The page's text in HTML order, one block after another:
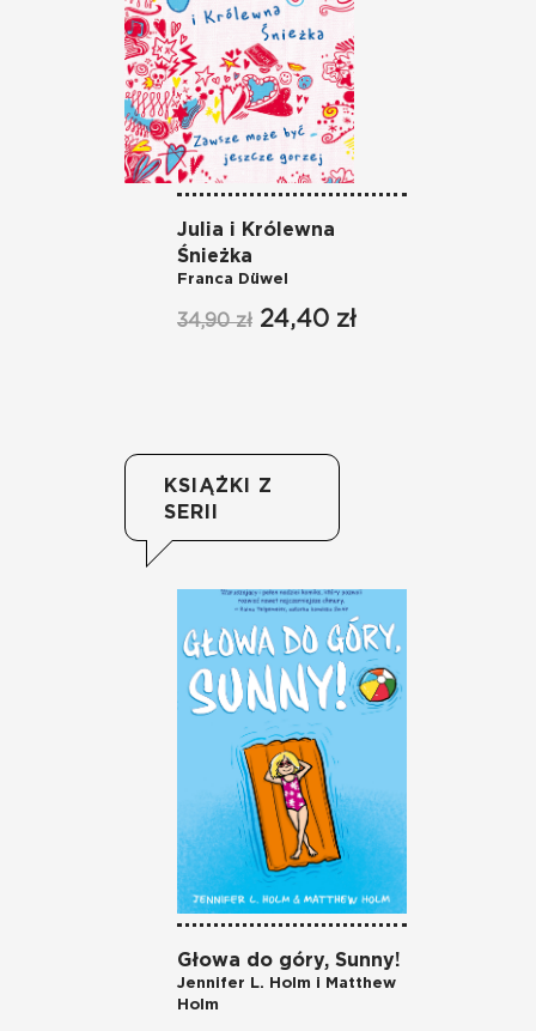
Julia i Królewna
Śnieżka
Franca Düwel
34,90 zł 24,40 zł
KSIĄŻKI Z
SERII
Głowa do góry, Sunny!
Jennifer L. Holm i Matthew
Holm